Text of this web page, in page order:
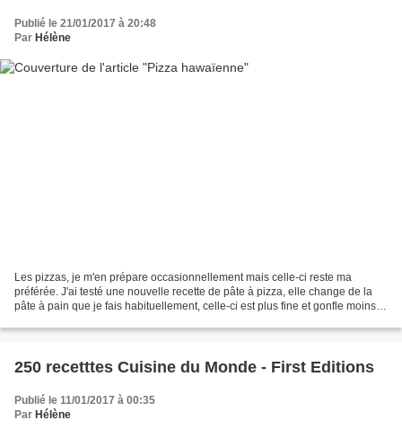
Publié le 21/01/2017 à 20:48
Par Hélène
Les pizzas, je m'en prépare occasionnellement mais celle-ci reste ma
préférée. J'ai testé une nouvelle recette de pâte à pizza, elle change de la
pâte à pain que je fais habituellement, celle-ci est plus fine et gonfle moins à
250 recetttes Cuisine du Monde - First Editions
Publié le 11/01/2017 à 00:35
Par Hélène